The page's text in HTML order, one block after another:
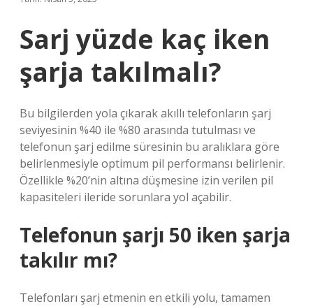
Sarj yüzde kaç iken
şarja takılmalı?
Bu bilgilerden yola çıkarak akıllı telefonların şarj
seviyesinin %40 ile %80 arasında tutulması ve
telefonun şarj edilme süresinin bu aralıklara göre
belirlenmesiyle optimum pil performansı belirlenir.
Özellikle %20’nin altına düşmesine izin verilen pil
kapasiteleri ileride sorunlara yol açabilir.
Telefonun şarjı 50 iken şarja
takılır mı?
Telefonları şarj etmenin en etkili yolu, tamamen